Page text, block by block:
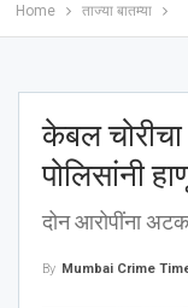
Home ताज्या बातम्या
केबल चोरीचा
पोलिसांनी
दोन आरोपींना
By Mumbai Crime